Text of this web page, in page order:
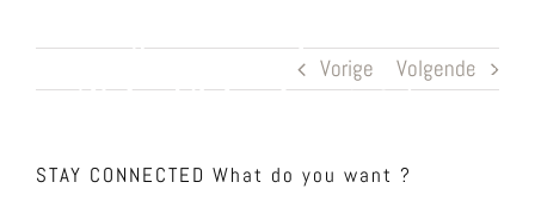
naar
inhoud
Vorige Volgende
STAY CONNECTED What do you want ?